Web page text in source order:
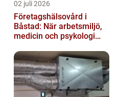
02 juli 2026
Företagshälsovård i
Båstad: När arbetsmiljö,
medicin och psykologi